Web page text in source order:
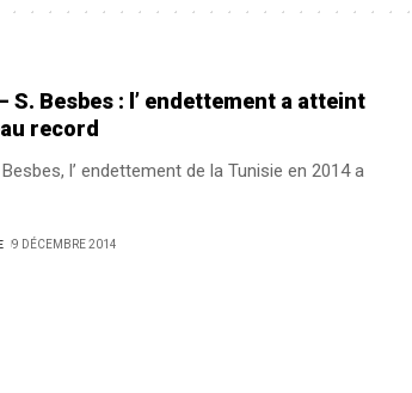
S. Besbes : l’ endettement a atteint
record
l’ endettement de la Tunisie en 2014 a
9 DÉCEMBRE 2014